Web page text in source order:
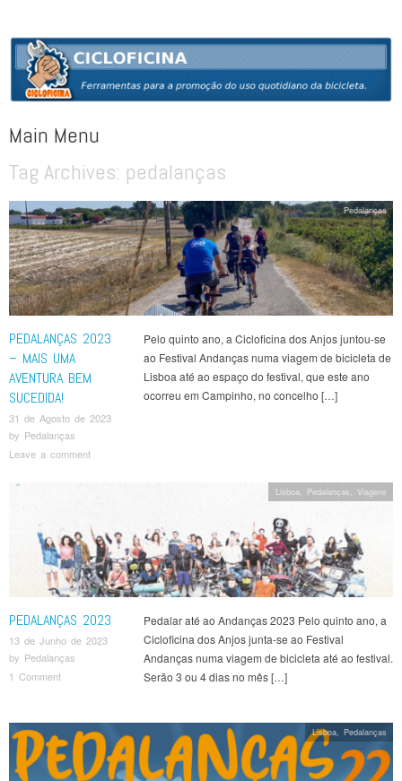
CICLOFICINA
Ferramentas para a promoção do uso quotidiano da bicicleta
Main Menu
Skip to content
Tag Archives: pedalanças
PEDALANÇAS 2023
– MAIS UMA
AVENTURA BEM
SUCEDIDA!
31 de Agosto de 2023
by Pedalanças
Leave a comment
Pelo quinto ano, a Cicloficina dos Anjos juntou-se
ao Festival Andanças numa viagem de bicicleta de
Lisboa até ao espaço do festival, que este ano
ocorreu em Campinho, no concelho […]
Pedalanças
PEDALANÇAS 2023
13 de Junho de 2023
by Pedalanças
1 Comment
Pedalar até ao Andanças 2023 Pelo quinto ano, a
Cicloficina dos Anjos junta-se ao Festival
Andanças numa viagem de bicicleta até ao festival.
Serão 3 ou 4 dias no mês […]
Lisboa, Pedalanças, Viagens
Lisboa, Pedalanças